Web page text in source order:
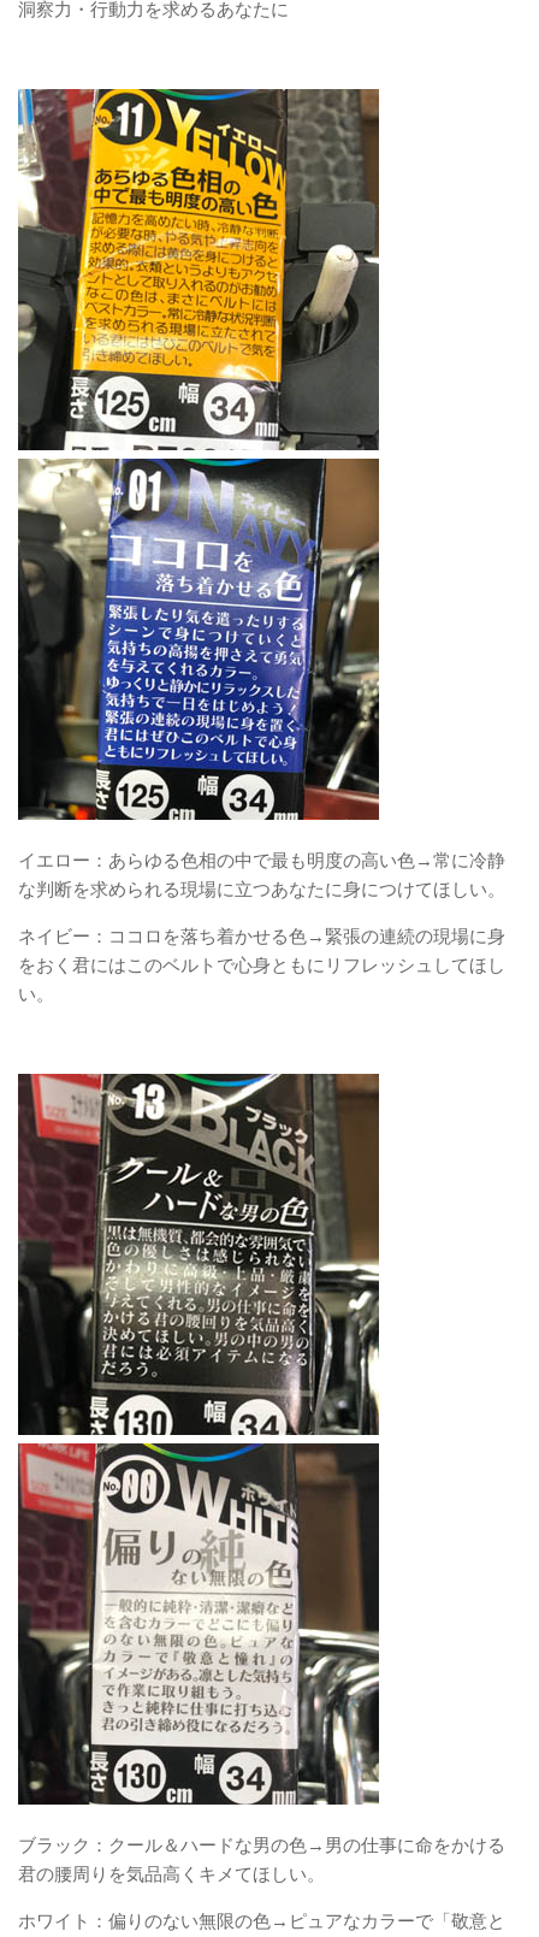
洞察力・行動力を求めるあなたに
イエロー：あらゆる色相の中で最も明度の高い色→常に冷静
な判断を求められる現場に立つあなたに身につけてほしい。
ネイビー：ココロを落ち着かせる色→緊張の連続の現場に身
をおく君にはこのベルトで心身ともにリフレッシュしてほし
い。
ブラック：クール＆ハードな男の色→男の仕事に命をかける
君の腰周りを気品高くキメてほしい。
ホワイト：偏りのない無限の色→ピュアなカラーで「敬意と